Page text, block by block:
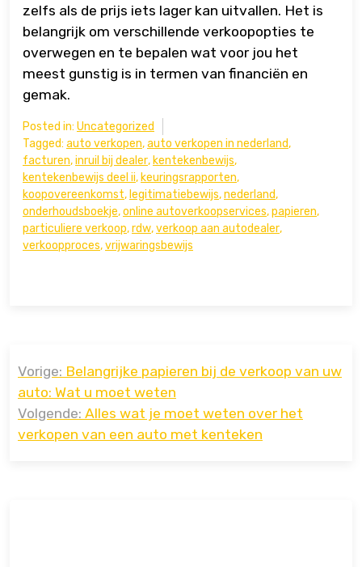
zelfs als de prijs iets lager kan uitvallen. Het is
belangrijk om verschillende verkoopopties te
overwegen en te bepalen wat voor jou het
meest gunstig is in termen van financiën en
gemak.
Posted in: Uncategorized
Tagged: auto verkopen,auto verkopen in nederland,
facturen,inruil bij dealer, kentekenbewijs,
kentekenbewijs deel ii, keuringsrapporten,
koopovereenkomst, legitimatiebewijs,nederland,
onderhoudsboekje,online autoverkoopservices,papieren,
particuliere verkoop,rdw,verkoop aan autodealer,
verkoopproces,vrijwaringsbewijs
navigatie
Vorige: Belangrijke papieren bij de verkoop van uw
auto: Wat u moet weten
Volgende: Alles wat je moet weten over het
verkopen van een auto met kenteken